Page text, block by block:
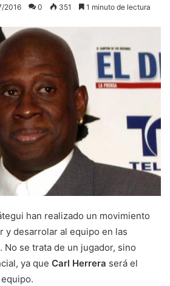
2016 0 351 1 minuto de lectura
han realizado un movimiento
y desarrolar al equipo en las
No se trata de un jugador, sino
ya que Carl Herrera será el